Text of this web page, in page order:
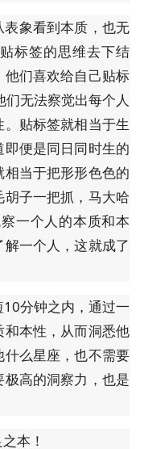
象看到本质，也无
标签的思维去下结
们喜欢给自己贴标
无法察觉出每个人
贴标签就相当于生
便是同日同时生的
当于把形形色色的
子一把抓，马大哈
一个人的本质和本
一个人，这就成了
分钟之内，通过一
本性，从而洞悉他
么星座，也不需要
高的洞察力，也是
本！